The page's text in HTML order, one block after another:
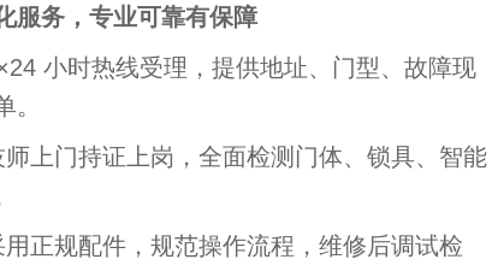
服务，专业可靠有保障
小时热线受理，提供地址、门型、故障现
。
门持证上岗，全面检测门体、锁具、智能
规配件，规范操作流程，维修后调试检